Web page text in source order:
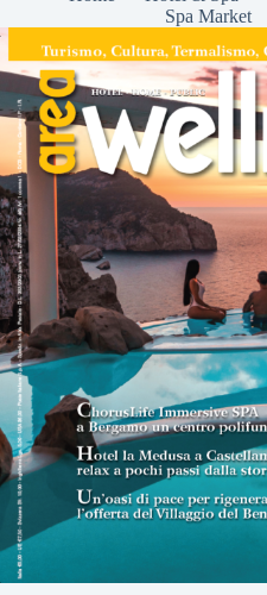
Spa Market